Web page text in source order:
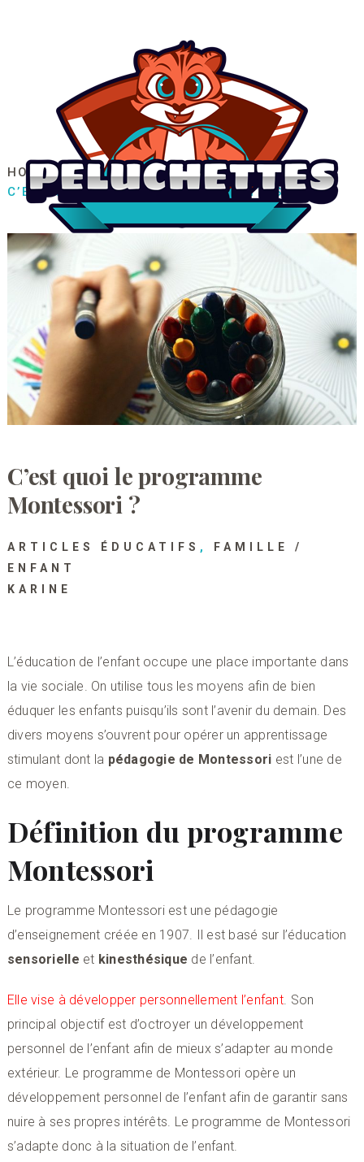
HOME
ARTICLES ÉDUCATIFS
C’EST QUOI LE PROGRAMME MONTESSORI ?
C’est quoi le programme
Montessori ?
ARTICLES ÉDUCATIFS ,
FAMILLE /
ENFANT
KARINE
L’éducation de l’enfant occupe une place importante dans
la vie sociale. On utilise tous les moyens afin de bien
éduquer les enfants puisqu’ils sont l’avenir du demain. Des
divers moyens s’ouvrent pour opérer un apprentissage
stimulant dont la pédagogie de Montessori est l’une de
ce moyen.
Définition du programme
Montessori
Le programme Montessori est une pédagogie
d’enseignement créée en 1907. Il est basé sur l’éducation
sensorielle et kinesthésique de l’enfant.
Elle vise à développer personnellement l’enfant . Son
principal objectif est d’octroyer un développement
personnel de l’enfant afin de mieux s’adapter au monde
extérieur. Le programme de Montessori opère un
développement personnel de l’enfant afin de garantir sans
nuire à ses propres intérêts. Le programme de Montessori
s’adapte donc à la situation de l’enfant.